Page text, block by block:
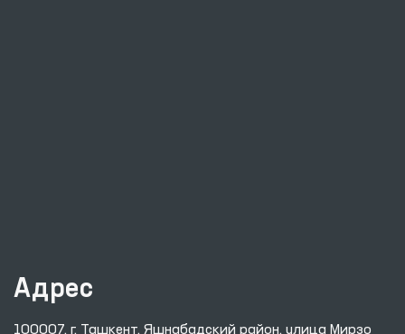
Адрес
100007, г. Ташкент, Яшнабадский район, улица Мирзо